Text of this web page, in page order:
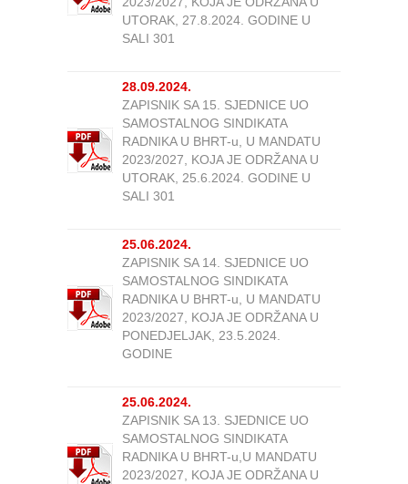
UTORAK, 27.8.2024. GODINE U
SALI 301
28.09.2024.
ZAPISNIK SA 15. SJEDNICE UO
SAMOSTALNOG SINDIKATA
RADNIKA U BHRT-u, U MANDATU
2023/2027, KOJA JE ODRŽANA U
UTORAK, 25.6.2024. GODINE U
SALI 301
25.06.2024.
ZAPISNIK SA 14. SJEDNICE UO
SAMOSTALNOG SINDIKATA
RADNIKA U BHRT-u, U MANDATU
2023/2027, KOJA JE ODRŽANA U
PONEDJELJAK, 23.5.2024.
GODINE
25.06.2024.
ZAPISNIK SA 13. SJEDNICE UO
SAMOSTALNOG SINDIKATA
RADNIKA U BHRT-u,U MANDATU
2023/2027, KOJA JE ODRŽANA U